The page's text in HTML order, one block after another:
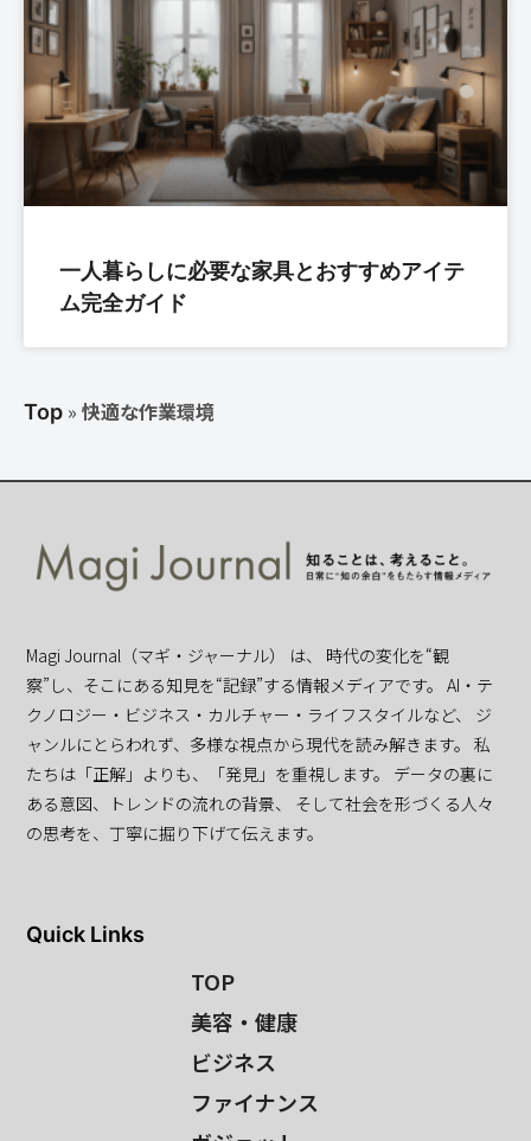
一人暮らしに必要な家具とおすすめアイテ
ム完全ガイド
Top » 快適な作業環境
Magi Journal（マギ・ジャーナル） は、 時代の変化を“観
察”し、そこにある知見を“記録”する情報メディアです。 AI・テ
クノロジー・ビジネス・カルチャー・ライフスタイルなど、 ジ
ャンルにとらわれず、多様な視点から現代を読み解きます。 私
たちは「正解」よりも、「発見」を重視します。 データの裏に
ある意図、トレンドの流れの背景、 そして社会を形づくる人々
の思考を、丁寧に掘り下げて伝えます。
Quick Links
TOP
美容・健康
ビジネス
ファイナンス